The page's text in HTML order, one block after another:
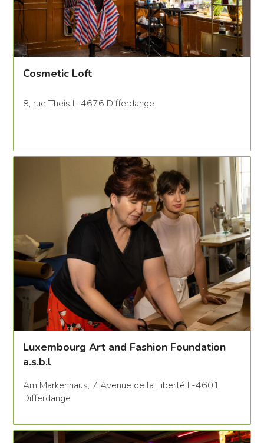
Cosmetic Loft
8, rue Theis L-4676 Differdange
Luxembourg Art and Fashion Foundation
a.s.b.l
Am Markenhaus, 7 Avenue de la Liberté L-4601
Differdange